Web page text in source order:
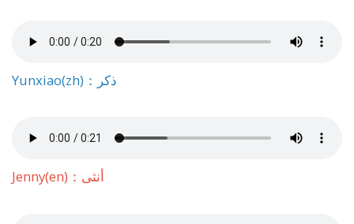
Yunxiao(zh)：ذكر
Jenny(en)：أنثى